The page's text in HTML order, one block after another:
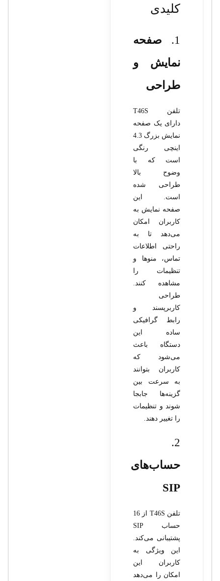
کلیدی
1.
صفحه
نمایش و
طراحی
تلفن T46S
دارای یک صفحه
نمایش بزرگ 4.3
اینچی رنگی
است که با
وضوح بالا
طراحی شده
است. این
صفحه نمایش به
کاربران امکان
می‌دهد تا به
راحتی اطلاعات
تماس، منوها و
تنظیمات را
مشاهده کنند.
طراحی
کاربرپسند و
رابط گرافیکی
ساده این
دستگاه باعث
می‌شود که
کاربران بتوانند
به سرعت بین
گزینه‌ها جابجا
شوند و تنظیمات
را تغییر دهند.
2.
حساب‌های
SIP
تلفن T46S از 16
حساب SIP
پشتیبانی می‌کند.
این ویژگی به
کاربران این
امکان را می‌دهد